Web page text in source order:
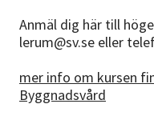
Anmäl dig här till
lerum@sv.se eller
mer info om kursen
Byggnadsvård